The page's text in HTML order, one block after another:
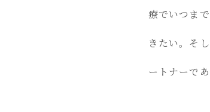
療でいつま
きたい。そ
ートナーで